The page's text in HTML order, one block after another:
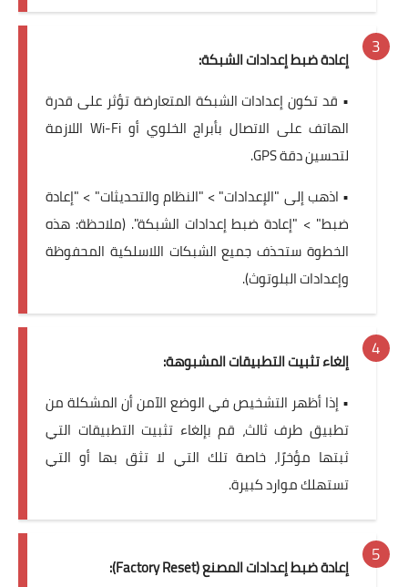
إعادة ضبط إعدادات الشبكة:
• قد تكون إعدادات الشبكة المتعارضة تؤثر على قدرة
الهاتف على الاتصال بأبراج الخلوي أو Wi-Fi اللازمة
لتحسين دقة GPS.
• اذهب إلى "الإعدادات" > "النظام والتحديثات" > "إعادة
ضبط" > "إعادة ضبط إعدادات الشبكة". (ملاحظة: هذه
الخطوة ستحذف جميع الشبكات اللاسلكية المحفوظة
وإعدادات البلوتوث).
إلغاء تثبيت التطبيقات المشبوهة:
• إذا أظهر التشخيص في الوضع الآمن أن المشكلة من
تطبيق طرف ثالث، قم بإلغاء تثبيت التطبيقات التي
ثبتها مؤخرًا، خاصة تلك التي لا تثق بها أو التي
تستهلك موارد كبيرة.
إعادة ضبط إعدادات المصنع (Factory Reset):